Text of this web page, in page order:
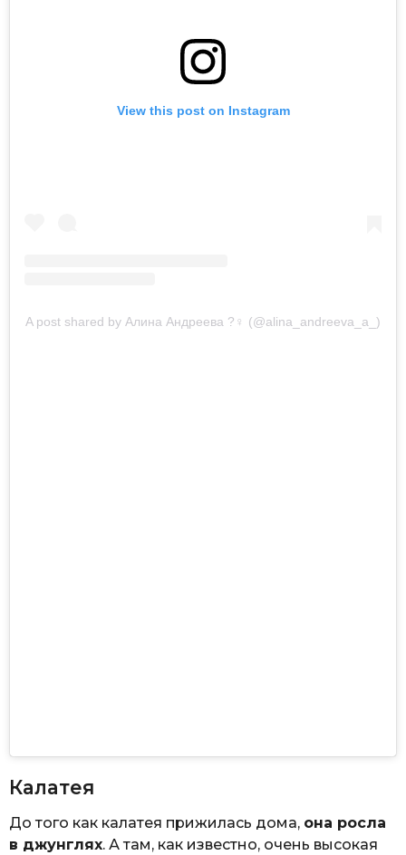
View this post on Instagram
A post shared by Алина Андреева ?️‍♀️ (@alina_andreeva_a_)
Калатея
До того как калатея прижилась дома, она росла
в джунглях. А там, как известно, очень высокая